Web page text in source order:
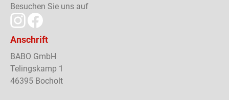
Besuchen Sie uns auf
Anschrift
BABO GmbH
Telingskamp 1
46395 Bocholt